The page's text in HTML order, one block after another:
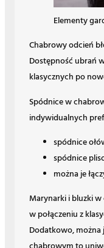
Elementy
Chabrowy odcień
Dostępność ubrań
klasycznych po
Spódnice w
indywidualnych
spódnice
spódnice
można je
Marynarki i bluzki
w połączeniu z
Dodatkowo, można